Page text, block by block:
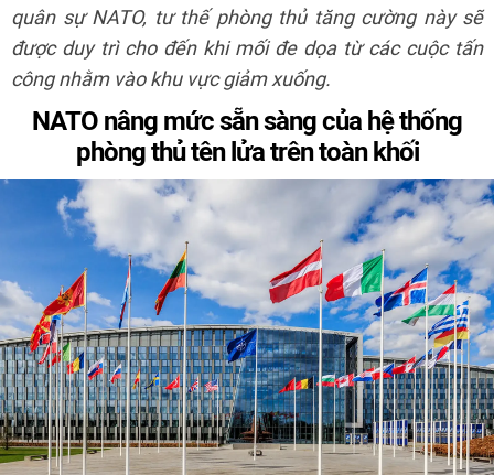
quân sự NATO, tư thế phòng thủ tăng cường này sẽ
được duy trì cho đến khi mối đe dọa từ các cuộc tấn
công nhằm vào khu vực giảm xuống.
NATO nâng mức sẵn sàng của hệ thống
phòng thủ tên lửa trên toàn khối